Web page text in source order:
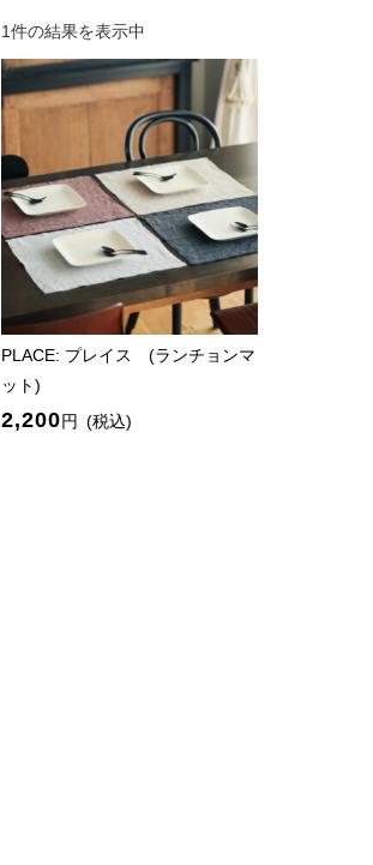
1件の結果を表示中
PLACE: プレイス (ランチョンマ
ット)
2,200円 (税込)